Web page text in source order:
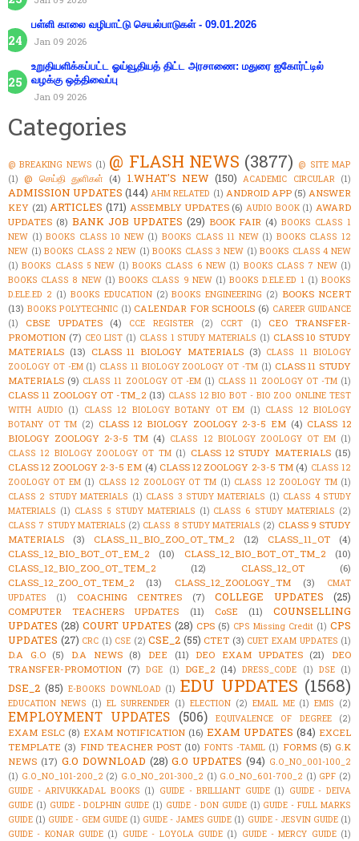
பள்ளி காலை வழிபாட்டு செயல்பாடுகள் - 09.01.2026
Jan 09 2026
உறுதியளிக்கப்பட்ட ஓய்வூதியத் திட்ட அரசாணை: மதுரை ஐகோர்ட்டில்
வழக்கு ஒத்திவைப்பு
Jan 09 2026
Categories
@ BREAKING NEWS (1) @ FLASH NEWS (3877) @ SITE MAP
(1) @ செய்தி துளிகள் (4) 1.WHAT'S NEW (150) ACADEMIC CIRCULAR (1)
ADMISSION UPDATES (144) AHM RELATED (1) ANDROID APP (5) ANSWER
KEY (21) ARTICLES (171) ASSEMBLY UPDATES (6) AUDIO BOOK (1) AWARD
UPDATES (8) BANK JOB UPDATES (29) BOOK FAIR (4) BOOKS CLASS 1
NEW (1) BOOKS CLASS 10 NEW (1) BOOKS CLASS 11 NEW (1) BOOKS CLASS 12
NEW (1) BOOKS CLASS 2 NEW (1) BOOKS CLASS 3 NEW (1) BOOKS CLASS 4 NEW
(1) BOOKS CLASS 5 NEW (1) BOOKS CLASS 6 NEW (1) BOOKS CLASS 7 NEW (1)
BOOKS CLASS 8 NEW (1) BOOKS CLASS 9 NEW (1) BOOKS D.ELE.ED 1 (1) BOOKS
D.ELE.ED 2 (1) BOOKS EDUCATION (2) BOOKS ENGINEERING (2) BOOKS NCERT
(13) BOOKS POLYTECHNIC (1) CALENDAR FOR SCHOOLS (6) CAREER GUIDANCE
(1)
CBSE UPDATES (4) CCE REGISTER (2) CCRT (1)
CEO TRANSFER-
PROMOTION (7) CEO LIST (1) CLASS 1 STUDY MATERIALS (1) CLASS 10 STUDY
MATERIALS (13) CLASS 11 BIOLOGY MATERIALS (3) CLASS 11 BIOLOGY
ZOOLOGY OT -EM (1) CLASS 11 BIOLOGY ZOOLOGY OT -TM (1) CLASS 11 STUDY
MATERIALS (9) CLASS 11 ZOOLOGY OT -EM (1) CLASS 11 ZOOLOGY OT -TM (1)
CLASS 11 ZOOLOGY OT -TM_2 (13) CLASS 12 BIO BOT - BIO ZOO ONLINE TEST
WITH AUDIO (1) CLASS 12 BIOLOGY BOTANY OT EM (1) CLASS 12 BIOLOGY
BOTANY OT TM (2) CLASS 12 BIOLOGY ZOOLOGY 2-3-5 EM (4) CLASS 12
BIOLOGY ZOOLOGY 2-3-5 TM (4) CLASS 12 BIOLOGY ZOOLOGY OT EM (1)
CLASS 12 BIOLOGY ZOOLOGY OT TM (1) CLASS 12 STUDY MATERIALS (15)
CLASS 12 ZOOLOGY 2-3-5 EM (4) CLASS 12 ZOOLOGY 2-3-5 TM (4) CLASS 12
ZOOLOGY OT EM (1) CLASS 12 ZOOLOGY OT TM (1) CLASS 12 ZOOLOGY TM (1)
CLASS 2 STUDY MATERIALS (1) CLASS 3 STUDY MATERIALS (1) CLASS 4 STUDY
MATERIALS (1) CLASS 5 STUDY MATERIALS (1) CLASS 6 STUDY MATERIALS (2)
CLASS 7 STUDY MATERIALS (2) CLASS 8 STUDY MATERIALS (2) CLASS 9 STUDY
MATERIALS
(3) CLASS_11_BIO_ZOO_OT_TM_2 (12) CLASS_11_OT
(4)
CLASS_12_BIO_BOT_OT_EM_2
(10) CLASS_12_BIO_BOT_OT_TM_2
(10)
CLASS_12_BIO_ZOO_OT_TEM_2
(12) CLASS_12_OT
(6)
CLASS_12_ZOO_OT_TEM_2
(13) CLASS_12_ZOOLOGY_TM (3)
CMAT
UPDATES
(1) COACHING CENTRES (7) COLLEGE UPDATES (25)
COMPUTER TEACHERS UPDATES (11) CoSE (11)
COUNSELLING
UPDATES (28) COURT UPDATES (28) CPS (5) CPS Missing Credit (1) CPS
UPDATES (27) CRC (1) CSE (2) CSE_2 (55) CTET (3) CUET EXAM UPDATES (1)
D.A G.O (5) D.A NEWS (8) DEE (11) DEO EXAM UPDATES (21)
DEO
TRANSFER-PROMOTION (7) DGE (1) DGE_2 (14) DRESS_CODE (1) DSE (1)
DSE_2 (85) E-BOOKS DOWNLOAD (1) EDU UPDATES (1568)
EDUCATION NEWS (1) EL SURRENDER (1) ELECTION (2) EMAIL ME (1) EMIS (2)
EMPLOYMENT UPDATES (506) EQUIVALENCE OF DEGREE (2)
EXAM ESLC (8) EXAM NOTIFICATION (16) EXAM UPDATES (84) EXCEL
TEMPLATE (3) FIND TEACHER POST (10) FONTS -TAMIL (1) FORMS (5) G.K
NEWS (17) G.O DOWNLOAD (28) G.O UPDATES (94) G.O_NO_001-100_2
(1) G.O_NO_101-200_2 (2) G.O_NO_201-300_2 (1) G.O_NO_601-700_2 (1) GPF (2)
GUIDE - ARIVUKKADAL BOOKS (1) GUIDE - BRILLIANT GUIDE (1) GUIDE - DEIVA
GUIDE (1) GUIDE - DOLPHIN GUIDE (1) GUIDE - DON GUIDE (1) GUIDE - FULL MARKS
GUIDE (1) GUIDE - GEM GUIDE (1) GUIDE - JAMES GUIDE (1) GUIDE - JESVIN GUIDE (1)
GUIDE - KONAR GUIDE (1) GUIDE - LOYOLA GUIDE (1) GUIDE - MERCY GUIDE (1)